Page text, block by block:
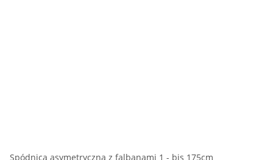
Spódnica asymetryczna z falbanami 1 - bis 175cm